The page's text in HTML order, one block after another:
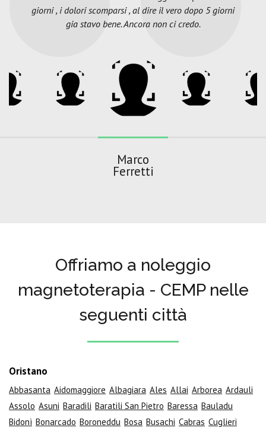
giorni , i dolori scomparsi , al dire il vero dopo 5 giorni
gia stavo bene. Ancora non ci credo.
Marco
Ferretti
Offriamo a noleggio
magnetoterapia - CEMP nelle
seguenti città
Oristano
Abbasanta Aidomaggiore Albagiara Ales Allai Arborea Ardauli
Assolo Asuni Baradili Baratili San Pietro Baressa Bauladu
Bidonì Bonarcado Boroneddu Bosa Busachi Cabras Cuglieri